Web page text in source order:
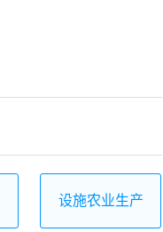
设施农业生产